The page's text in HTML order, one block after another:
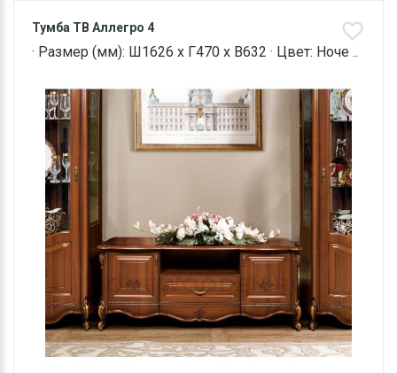
Тумба ТВ Аллегро 4
· Размер (мм): Ш1626 х Г470 х В632 · Цвет: Ноче ..